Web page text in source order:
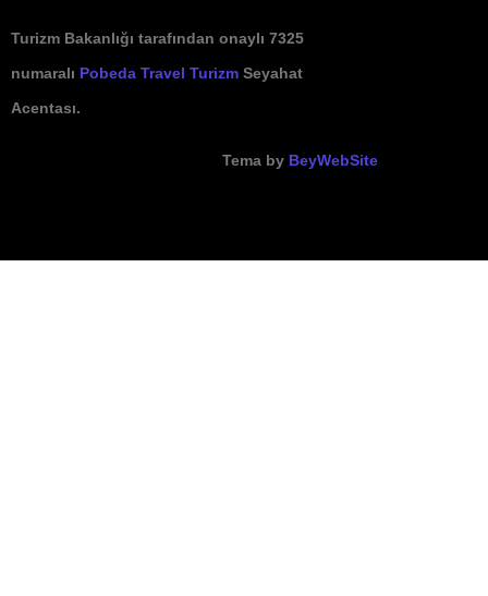
Turizm Bakanlığı tarafından onaylı 7325
numaralı Pobeda Travel Turizm Seyahat
Acentası.
Tema by BeyWebSite